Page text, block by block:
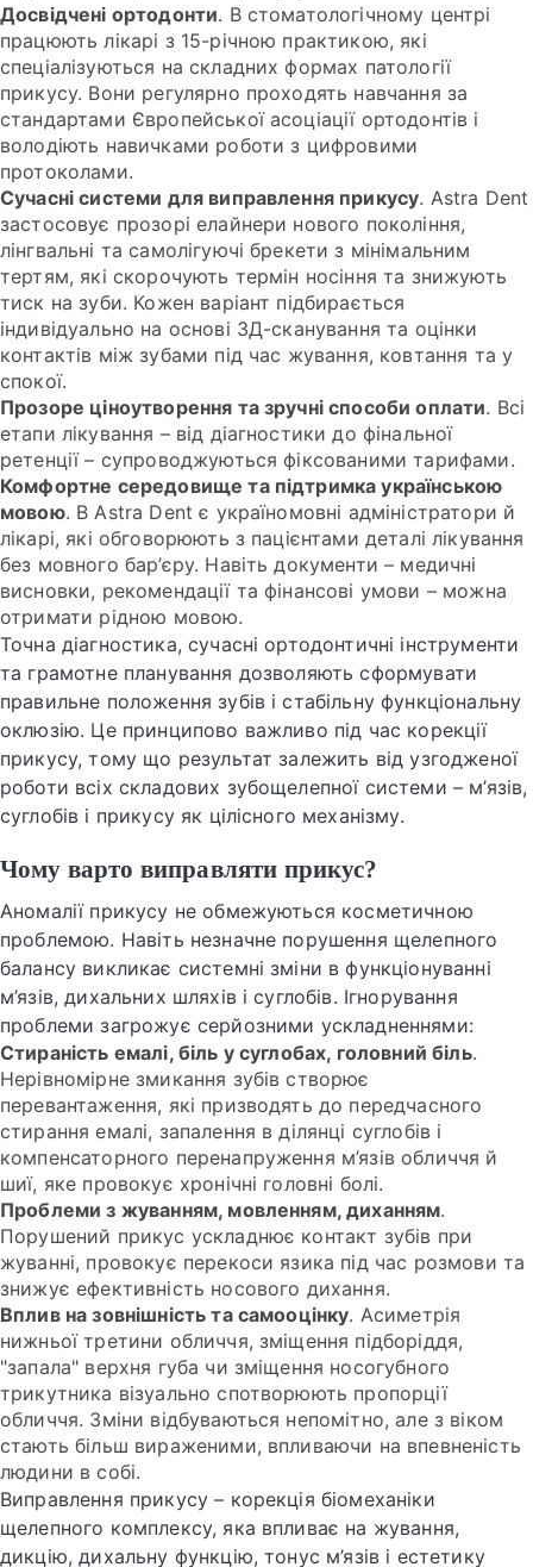
Досвідчені ортодонти. В стоматологічному центрі
працюють лікарі з 15-річною практикою, які
спеціалізуються на складних формах патології
прикусу. Вони регулярно проходять навчання за
стандартами Європейської асоціації ортодонтів і
володіють навичками роботи з цифровими
протоколами.
Сучасні системи для виправлення прикусу. Astra Dent
застосовує прозорі елайнери нового покоління,
лінгвальні та самолігуючі брекети з мінімальним
тертям, які скорочують термін носіння та знижують
тиск на зуби. Кожен варіант підбирається
індивідуально на основі 3Д-сканування та оцінки
контактів між зубами під час жування, ковтання та у
спокої.
Прозоре ціноутворення та зручні способи оплати. Всі
етапи лікування – від діагностики до фінальної
ретенції – супроводжуються фіксованими тарифами.
Комфортне середовище та підтримка українською
мовою. В Astra Dent є україномовні адміністратори й
лікарі, які обговорюють з пацієнтами деталі лікування
без мовного бар’єру. Навіть документи – медичні
висновки, рекомендації та фінансові умови – можна
отримати рідною мовою.
Точна діагностика, сучасні ортодонтичні інструменти
та грамотне планування дозволяють сформувати
правильне положення зубів і стабільну функціональну
оклюзію. Це принципово важливо під час корекції
прикусу, тому що результат залежить від узгодженої
роботи всіх складових зубощелепної системи – м’язів,
суглобів і прикусу як цілісного механізму.
Чому варто виправляти прикус?
Аномалії прикусу не обмежуються косметичною
проблемою. Навіть незначне порушення щелепного
балансу викликає системні зміни в функціонуванні
м’язів, дихальних шляхів і суглобів. Ігнорування
проблеми загрожує серйозними ускладненнями:
Стираність емалі, біль у суглобах, головний біль.
Нерівномірне змикання зубів створює
перевантаження, які призводять до передчасного
стирання емалі, запалення в ділянці суглобів і
компенсаторного перенапруження м’язів обличчя й
шиї, яке провокує хронічні головні болі.
Проблеми з жуванням, мовленням, диханням.
Порушений прикус ускладнює контакт зубів при
жуванні, провокує перекоси язика під час розмови та
знижує ефективність носового дихання.
Вплив на зовнішність та самооцінку. Асиметрія
нижньої третини обличчя, зміщення підборіддя,
"запала" верхня губа чи зміщення носогубного
трикутника візуально спотворюють пропорції
обличчя. Зміни відбуваються непомітно, але з віком
стають більш вираженими, впливаючи на впевненість
людини в собі.
Виправлення прикусу – корекція біомеханіки
щелепного комплексу, яка впливає на жування,
дикцію, дихальну функцію, тонус м’язів і естетику